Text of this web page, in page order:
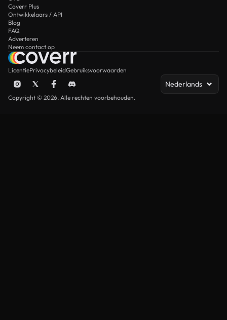
Coverr Plus
Ontwikkelaars / API
Blog
FAQ
Adverteren
Neem contact op
LicentiePrivacybeleidGebruiksvoorwaarden
Nederlands
Copyright © 2026. Alle rechten voorbehouden.